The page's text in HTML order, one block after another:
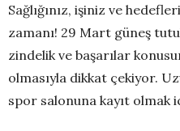
Sağlığınız, işiniz ve
zamanı! 29 Mart güneş
zindelik ve başarılar
olmasıyla dikkat çekiyor.
spor salonuna kayıt olmak